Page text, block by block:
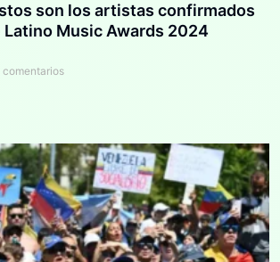
son los artistas confirmados
Latino Music Awards 2024
comentarios